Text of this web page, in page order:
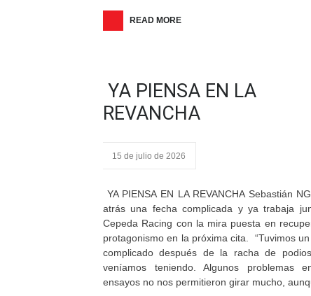
READ MORE
YA PIENSA EN LA
REVANCHA
15 de julio de 2026
YA PIENSA EN LA REVANCHA Sebastián
atrás una fecha complicada y ya trabaja
Cepeda Racing con la mira puesta en
protagonismo en la próxima cita. “Tuvimos
complicado después de la racha de
veníamos teniendo. Algunos problemas
ensayos no nos permitieron girar mucho,